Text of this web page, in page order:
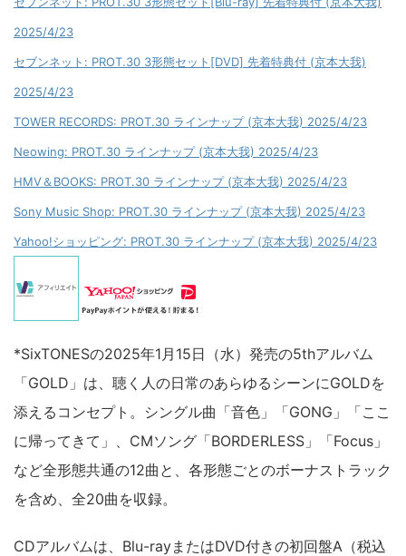
2025/4/23
セブンネット: PROT.30 3形態セット[DVD] 先着特典付 (京本大我)
2025/4/23
TOWER RECORDS: PROT.30 ラインナップ (京本大我) 2025/4/23
Neowing: PROT.30 ラインナップ (京本大我) 2025/4/23
HMV＆BOOKS: PROT.30 ラインナップ (京本大我) 2025/4/23
Sony Music Shop: PROT.30 ラインナップ (京本大我) 2025/4/23
Yahoo!ショッピング: PROT.30 ラインナップ (京本大我) 2025/4/23
*SixTONESの2025年1月15日（水）発売の5thアルバム
「GOLD」は、聴く人の日常のあらゆるシーンにGOLDを
添えるコンセプト。シングル曲「音色」「GONG」「ここ
に帰ってきて」、CMソング「BORDERLESS」「Focus」
など全形態共通の12曲と、各形態ごとのボーナストラック
を含め、全20曲を収録。
CDアルバムは、Blu-rayまたはDVD付きの初回盤A（税込